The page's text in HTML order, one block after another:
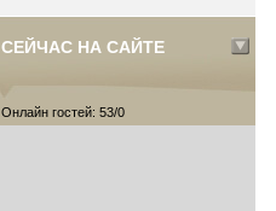
СЕЙЧАС НА САЙТЕ
Онлайн гостей: 53/0